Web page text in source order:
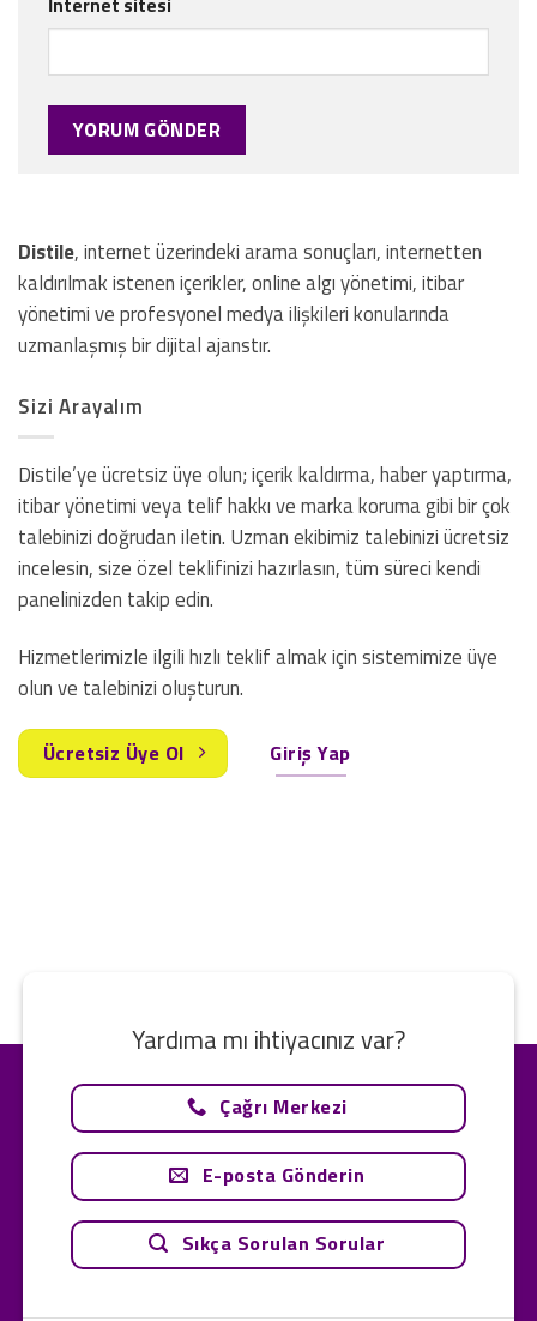
Distile, internet üzerindeki arama sonuçları, internetten
kaldırılmak istenen içerikler, online algı yönetimi, itibar
yönetimi ve profesyonel medya ilişkileri konularında
uzmanlaşmış bir dijital ajanstır.
Sizi Arayalım
Distile’ye ücretsiz üye olun; içerik kaldırma, haber yaptırma,
itibar yönetimi veya telif hakkı ve marka koruma gibi bir çok
talebinizi doğrudan iletin. Uzman ekibimiz talebinizi ücretsiz
incelesin, size özel teklifinizi hazırlasın, tüm süreci kendi
panelinizden takip edin.
Hizmetlerimizle ilgili hızlı teklif almak için sistemimize üye
olun ve talebinizi oluşturun.
Ücretsiz Üye Ol Giriş Yap
Yardıma mı ihtiyacınız var?
Çağrı Merkezi
E-posta Gönderin
Sıkça Sorulan Sorular